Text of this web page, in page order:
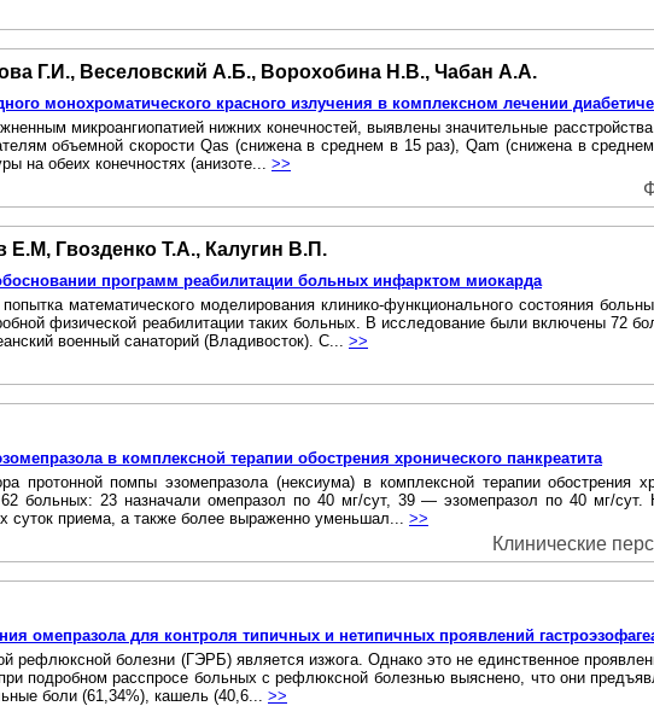
Г.И., Веселовский А.Б., Ворохобина Н.В., Чабан А.А.
монохроматического красного излучения в комплексном лечении
микроангиопатией нижних конечностей, выявлены значительные
объемной скорости Qas (снижена в среднем в 15 раз), Qam (снижена в
на обеих конечностях (анизоте... >>
Гвозденко Т.А., Калугин В.П.
программ реабилитации больных инфарктом миокарда
математического моделирования клинико-функционального состояния
физической реабилитации таких больных. В исследование были включены
военный санаторий (Владивосток). С... >>
в комплексной терапии обострения хронического панкреатита
протонной помпы эзомепразола (нексиума) в комплексной терапии
больных: 23 назначали омепразол по 40 мг/сут, 39 — эзомепразол по 40 мг/
суток приема, а также более выраженно уменьшал... >>
Клинические
омепразола для контроля типичных и нетипичных проявлений
рефлюксной болезни (ГЭРБ) является изжога. Однако это не единственное
подробном расспросе больных с рефлюксной болезнью выяснено, что они
боли (61,34%), кашель (40,6... >>